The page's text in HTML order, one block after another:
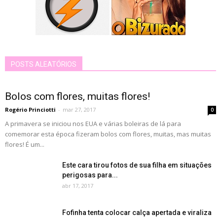
POSTS ALEATÓRIOS
Bolos com flores, muitas flores!
Rogério Princiotti - mar 27, 2017 0
A primavera se iniciou nos EUA e várias boleiras de lá para
comemorar esta época fizeram bolos com flores, muitas, mas muitas
flores! É um...
Este cara tirou fotos de sua filha em situações
perigosas para...
abr 17, 2017
Fofinha tenta colocar calça apertada e viraliza